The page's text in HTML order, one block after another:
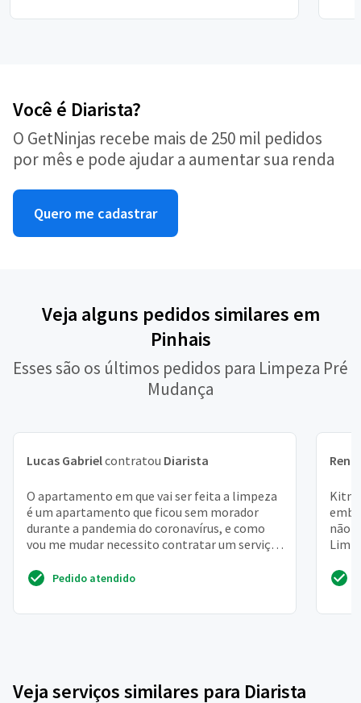
Você é Diarista?
O GetNinjas recebe mais de 250 mil pedidos
por mês e pode ajudar a aumentar sua renda
Quero me cadastrar
Veja alguns pedidos similares em
Pinhais
Esses são os últimos pedidos para Limpeza Pré
Mudança
Lucas Gabrielcontratou Diarista
O apartamento em que vai ser feita a limpeza
é um apartamento que ficou sem morador
durante a pandemia do coronavírus, e como
vou me mudar necessito contratar um serviço
Pedido atendido
não
Veja serviços similares para Diarista